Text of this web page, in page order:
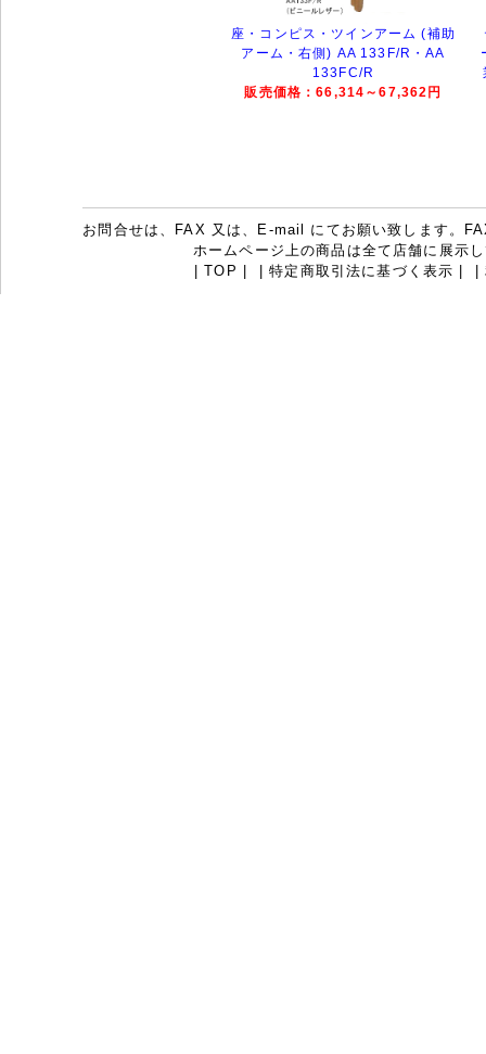
座・コンピス・ツインアーム (補助
アーム・右側) AA 133F/R・AA
133FC/R
販売価格：66,314～67,362円
お問合せは、FAX 又は、E-mail にてお願い致します。
ホームページ上の商品は全て店舗に展示
|TOP |特定商取引法に基づく表示 |